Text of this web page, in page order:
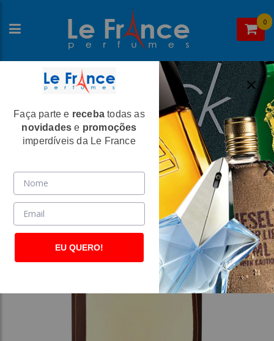
0
Home>Ermenegildo Zegna>Perfumes Masculinos
Z Zegna Intenso Masculino Eau de
Toilette - Ermenegildo Zegna
(2627)
Faça parte e receba todas as
novidades e promoções
imperdíveis da Le France
EU QUERO!